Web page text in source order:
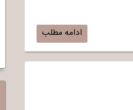
ادامه مطلب